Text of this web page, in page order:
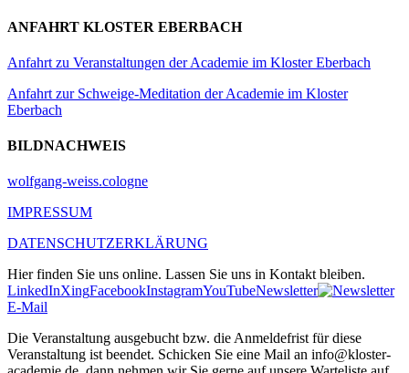
ANFAHRT KLOSTER EBERBACH
Anfahrt zu Veranstaltungen der Academie im Kloster Eberbach
Anfahrt zur Schweige-Meditation der Academie im Kloster
Eberbach
BILDNACHWEIS
wolfgang-weiss.cologne
IMPRESSUM
DATENSCHUTZERKLÄRUNG
Hier finden Sie uns online. Lassen Sie uns in Kontakt bleiben.
LinkedInXingFacebookInstagramYouTubeNewsletter
E-Mail
Die Veranstaltung ausgebucht bzw. die Anmeldefrist für diese
Veranstaltung ist beendet. Schicken Sie eine Mail an info@kloster-